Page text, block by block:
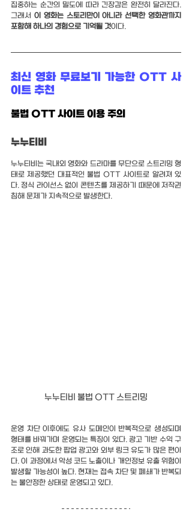
집중하는 순간의 밀도에 따라 긴장감은 완전히 달라진다.
그래서 이 영화는 스토리만이 아니라 선택한 영화관까지
포함해 하나의 경험으로 기억될 것이다.
최신 영화 무료보기 가능한 OTT 사
이트 추천
불법 OTT 사이트 이용 주의
누누티비
누누티비는 국내외 영화와 드라마를 무단으로 스트리밍 형
태로 제공했던 대표적인 불법 OTT 사이트로 알려져 있
다. 정식 라이선스 없이 콘텐츠를 제공하기 때문에 저작권
침해 문제가 지속적으로 발생한다.
누누티비 불법 OTT 스트리밍
운영 차단 이후에도 유사 도메인이 반복적으로 생성되며
형태를 바꿔가며 운영되는 특징이 있다. 광고 기반 수익 구
조로 인해 과도한 팝업 광고와 외부 링크 유도가 많은 편이
다. 이 과정에서 악성 코드 노출이나 개인정보 유출 위험이
발생할 가능성이 높다. 현재는 접속 차단 및 폐쇄가 반복되
는 불안정한 상태로 운영되고 있다.